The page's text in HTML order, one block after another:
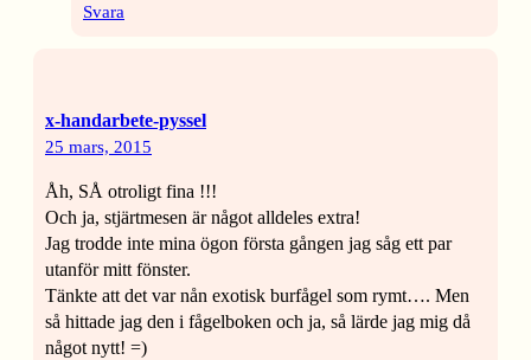
Svara
x-handarbete-pyssel
25 mars, 2015
Åh, SÅ otroligt fina !!!
Och ja, stjärtmesen är något alldeles extra!
Jag trodde inte mina ögon första gången jag såg ett par
utanför mitt fönster.
Tänkte att det var nån exotisk burfågel som rymt…. Men
så hittade jag den i fågelboken och ja, så lärde jag mig då
något nytt! =)